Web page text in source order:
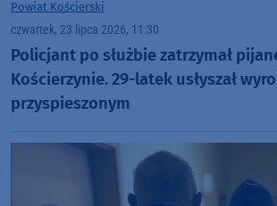
Powiat Kościerski
czwartek, 23 lipca 2026, 11:30
Policjant po służbie zatrzymał
Kościerzynie. 29-latek usłyszał
przyspieszonym